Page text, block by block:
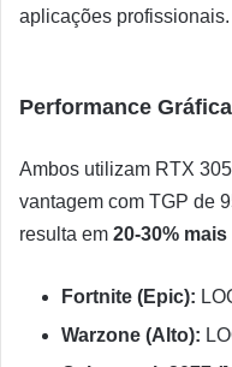
aplicações profissionais.
Performance Gráfica
Ambos utilizam RTX
vantagem com TGP de
resulta em 20-30% mais
Fortnite (Epic):
Warzone (Alto):